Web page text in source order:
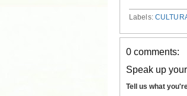
Labels:
0 comments:
Speak up
Tell us what